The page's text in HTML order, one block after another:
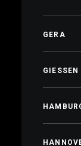
GERA
GIESSEN